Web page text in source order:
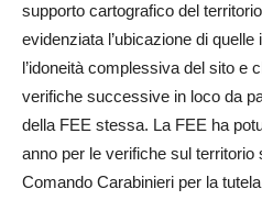
supporto cartografico del
evidenziata l’ubicazione di
l’idoneità complessiva del sito e
verifiche successive in loco da
della FEE stessa. La FEE ha
anno per le verifiche sul territorio
Comando Carabinieri per la